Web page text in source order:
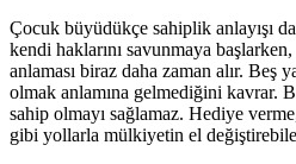
Çocuk büyüdükçe sahiplik anlayışı
kendi haklarını savunmaya başlarken,
anlaması biraz daha zaman alır. Beş
olmak anlamına gelmediğini kavrar.
sahip olmayı sağlamaz. Hediye
gibi yollarla mülkiyetin el